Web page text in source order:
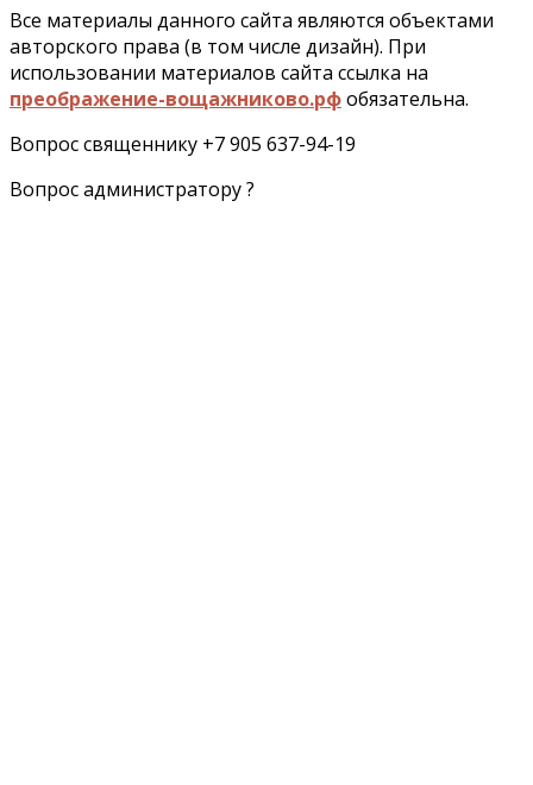
Все материалы данного сайта являются объектами
авторского права (в том числе дизайн). При
использовании материалов сайта ссылка на
преображение-вощажниково.рфобязательна.
Вопрос священнику +7 905 637-94-19
Вопрос администратору ?